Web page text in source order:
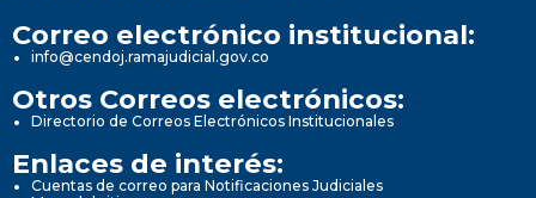
Correo electrónico institucional:
info@cendoj.ramajudicial.gov.co
Otros Correos electrónicos:
Directorio de Correos Electrónicos Institucionales
Enlaces de interés:
Cuentas de correo para Notificaciones Judiciales